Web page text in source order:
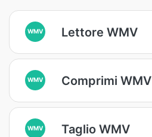
WMV Lettore WMV
WMV Comprimi WMV
WMV Taglio WMV